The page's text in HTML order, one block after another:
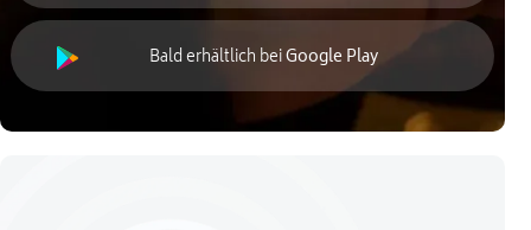
Bald erhältlich beiGoogle Play